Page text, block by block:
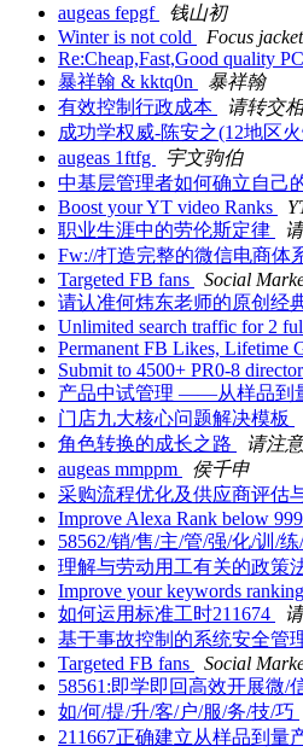
augeas fepgf
钱山初
Winter is not cold
Focus
Re:Cheap,Fast,Good quality
暴祥翰 & kktq0n
暴祥翰
有效控制行政成本
请转交
成功学权威-陈安之(12地区
augeas 1ftfg
宇文驹伯
中基层管理者如何确立自己
Boost your YT video Ranks
职业生涯中的劳伦斯定律
Fw://打造完整的微信电商体
Targeted FB fans
Social
请认准何炜东老师的原创经
Unlimited search traffic for 2
Permanent FB Likes, Lifetime
Submit to 4500+ PR0-8
产品中试管理 ――从样品到
门店九大核心问题解决模板
角色转换的成长之路
请注
augeas mmppm
侯千申
采购流程优化及供应商评估
Improve Alexa Rank below
58562/销/售/主/管/强/化/训/
理解与劳动用工有关的政策
Improve your keywords
如何运用标准工时211674
基于事故控制的系统安全管
Targeted FB fans
Social
58561:即学即回高效开展微/
如/何/提/升/客/户/服/务/技/巧
211667正确建立从样品到量